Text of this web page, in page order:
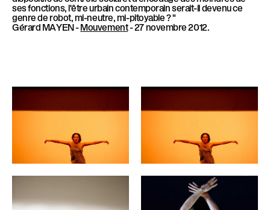
ses fonctions, l'être urbain contemporain serait-il devenu ce
genre de robot, mi-neutre, mi-pitoyable ? "
Gérard MAYEN -Mouvement- 27 novembre 2012.